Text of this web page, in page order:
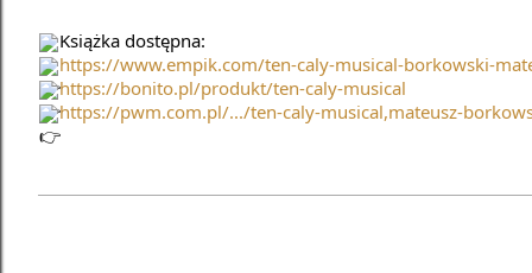
Książka dostępna:
https://www.empik.com/ten-caly-musical-borkowski-
https://bonito.pl/produkt/ten-caly-musical
https://pwm.com.pl/.../ten-caly-musical,mateusz-